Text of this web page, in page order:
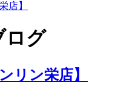
店】
ログ
リン栄店】